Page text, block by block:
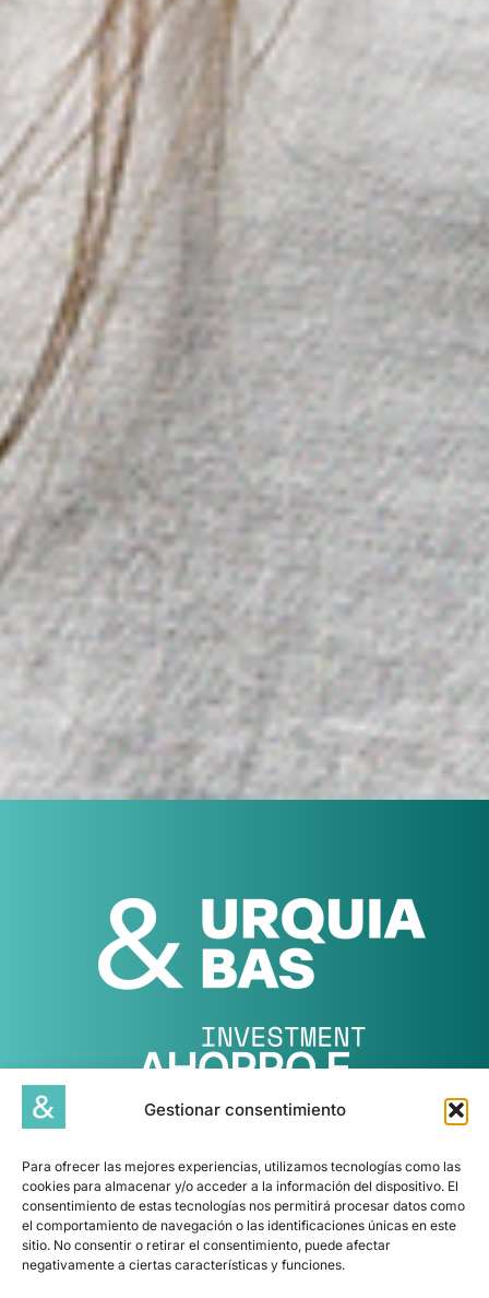
Gestionar consentimiento
Para ofrecer las mejores experiencias, utilizamos tecnologías como las
cookies para almacenar y/o acceder a la información del dispositivo. El
consentimiento de estas tecnologías nos permitirá procesar datos como
el comportamiento de navegación o las identificaciones únicas en este
sitio. No consentir o retirar el consentimiento, puede afectar
negativamente a ciertas características y funciones.
AHORRO E
INVERSIÓN, A
TU MEDIDA
Entendemos la planificación
financiera como la mejor estrategia
para cuidar tus finanzas y
contamos con los valores,